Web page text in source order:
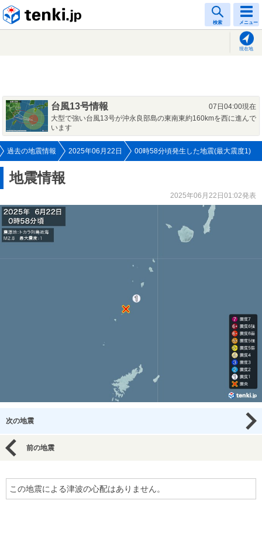
検索 メニュー
現在地
台風13号情報
07日04:00現在
大型で強い台風13号が沖永良部島の東南東約160kmを西に進んで
います
過去の地震情報 2025年06月22日 00時58分頃発生した地震(最大震度1)
地震情報
2025年06月22日01:02発表
次の地震
前の地震
この地震による津波の心配はありません。